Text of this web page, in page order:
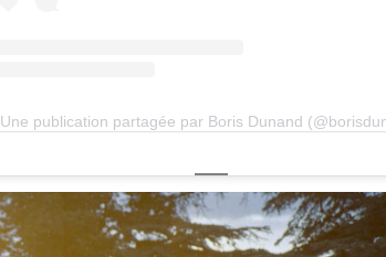
Une publication partagée par Boris Dunand